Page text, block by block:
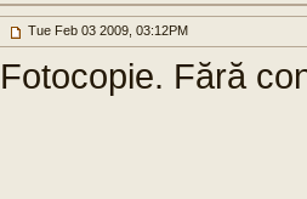
Tue Feb 03 2009, 03:12PM
Fotocopie. Fără